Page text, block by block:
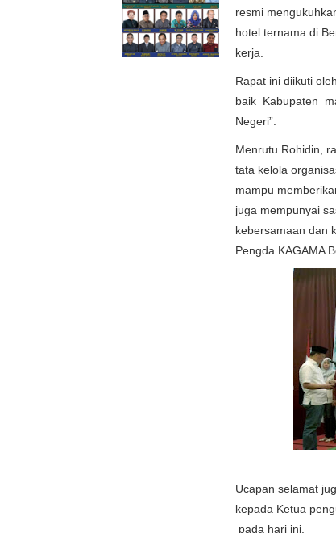
resmi
hotel ternama di
kerja.
Rapat ini diikuti
baik Kabupaten
Negeri”.
Menrutu Rohidin,
tata kelola
mampu
juga mempunyai
kebersamaan dan
Pengda KAGAMA
Ucapan selamat
kepada Ketua
pada hari ini.